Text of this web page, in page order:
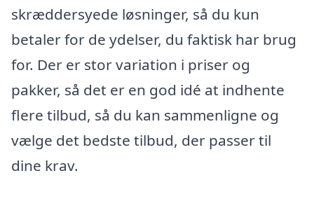
skræddersyede løsninger, så du kun
betaler for de ydelser, du faktisk har brug
for. Der er stor variation i priser og
pakker, så det er en god idé at indhente
flere tilbud, så du kan sammenligne og
vælge det bedste tilbud, der passer til
dine krav.